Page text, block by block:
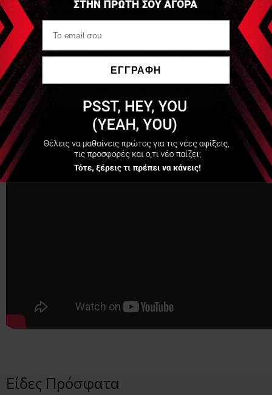
Ύφασμα που απομακρύνει την υγρασία
Βελτιώνει τη ροή του αίματος και την αποκατάσταση των
μυών
Σούπερ λεπτό & ελαφρύ
Πολύ αναπνεύσιμο
Γρήγορο στέγνωμα
POLYAMIDE 71%ELASTAN (LYCRA®) 29%
Είδες Πρόσφατα
ΕΓΓΡΑΦΗ